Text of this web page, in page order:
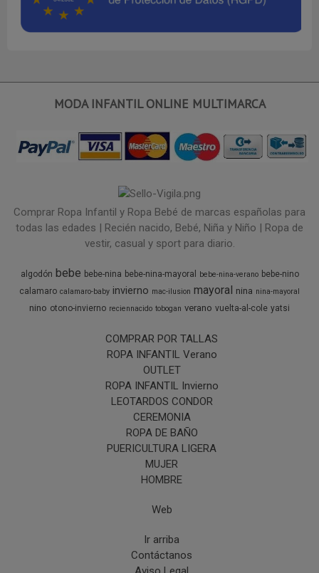
MODA INFANTIL ONLINE MULTIMARCA
Comprar Ropa Infantil y Ropa Bebé de marcas españolas para
todas las edades | Recién nacido, Bebé, Niña y Niño | Ropa de
vestir, casual y sport para diario.
algodón bebe bebe-nina bebe-nina-mayoral bebe-nina-verano bebe-nino
calamaro calamaro-baby invierno mac-ilusion mayoral nina nina-mayoral
nino otono-invierno reciennacido tobogan verano vuelta-al-cole yatsi
COMPRAR POR TALLAS
ROPA INFANTIL Verano
OUTLET
ROPA INFANTIL Invierno
LEOTARDOS CONDOR
CEREMONIA
ROPA DE BAÑO
PUERICULTURA LIGERA
MUJER
HOMBRE
Web
Ir arriba
Contáctanos